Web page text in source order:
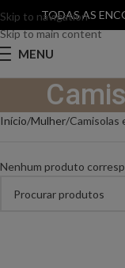
Skip to navigation
Skip to main content
TODAS AS
MENU
Início Mulher Camisolas
Nenhum produto